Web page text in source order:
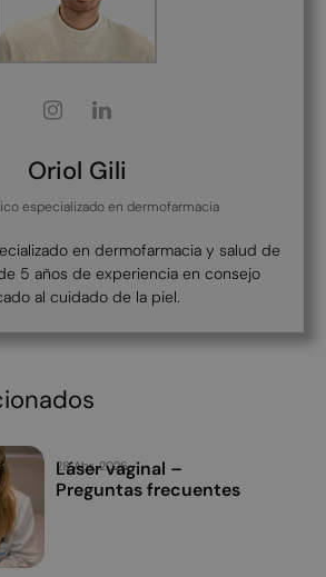
Oriol Gili
especializado en dermofarmacia
en dermofarmacia y salud de
5 años de experiencia en consejo
al cuidado de la piel.
28 Abr, 2026
Láser vaginal –
Preguntas frecuentes